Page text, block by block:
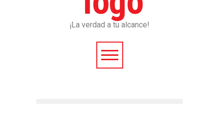
¡La verdad a tu alcance!